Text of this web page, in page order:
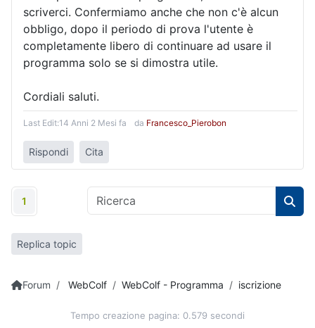
scriverci. Confermiamo anche che non c'è alcun
obbligo, dopo il periodo di prova l'utente è
completamente libero di continuare ad usare il
programma solo se si dimostra utile.
Cordiali saluti.
Last Edit:14 Anni 2 Mesi fa da Francesco_Pierobon
Rispondi Cita
1
Replica topic
Forum WebColf WebColf - Programma iscrizione
Tempo creazione pagina: 0.579 secondi